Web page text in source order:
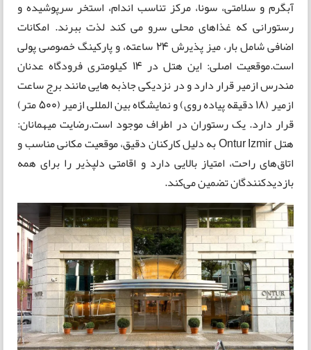
آبگرم و سلامتی، سونا، مرکز تناسب اندام، استخر سرپوشیده و
رستورانی که غذاهای محلی سرو می کند لذت ببرند. امکانات
اضافی شامل بار، میز پذیرش 24 ساعته، و پارکینگ خصوصی پولی
است.موقعیت اصلی: این هتل در 14 کیلومتری فرودگاه عدنان
مندرس ازمیر قرار دارد و در نزدیکی جاذبه هایی مانند برج ساعت
ازمیر (18 دقیقه پیاده روی) و نمایشگاه بین المللی ازمیر (500 متر)
قرار دارد. یک رستوران در اطراف موجود است.رضایت میهمانان:
هتل Ontur Izmir به دلیل کارکنان دقیق، موقعیت مکانی مناسب و
اتاق‌های راحت، امتیاز بالایی دارد و اقامتی دلپذیر را برای همه
بازدیدکنندگان تضمین می‌کند.